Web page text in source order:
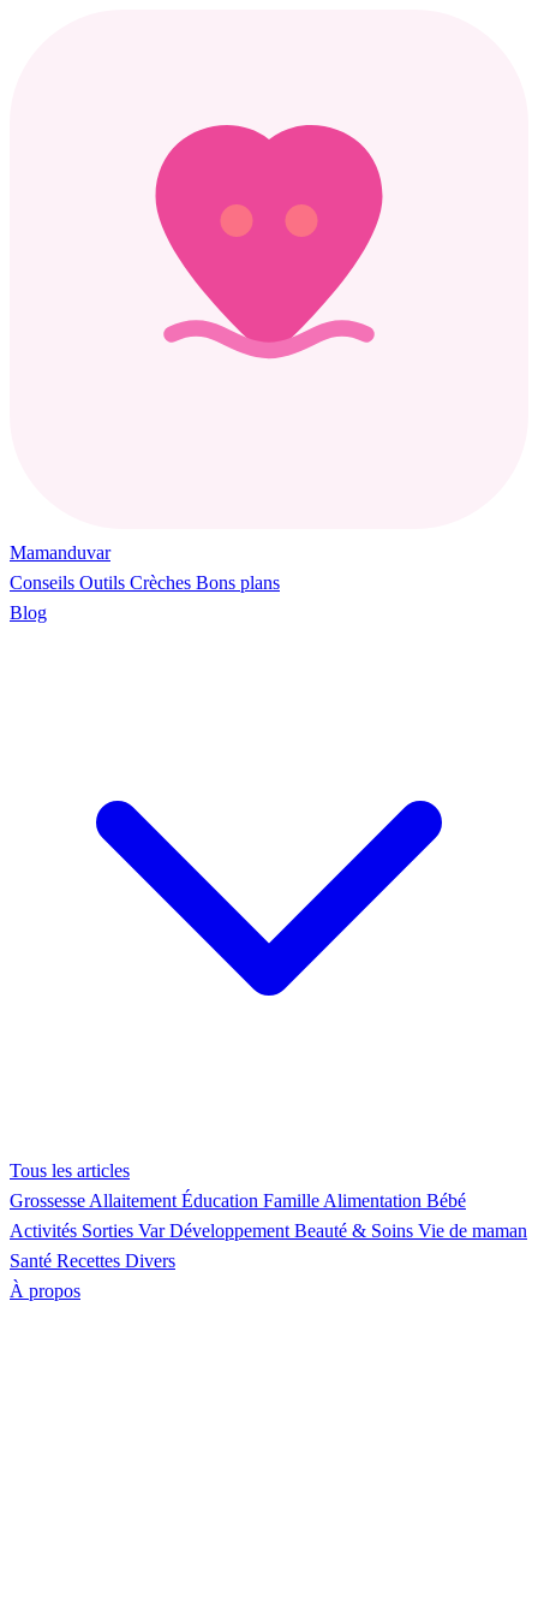
Mamanduvar
Conseils Outils Crèches Bons plans
Blog
Tous les articles
Grossesse Allaitement Éducation Famille Alimentation Bébé
Activités Sorties Var Développement Beauté & Soins Vie de maman
Santé Recettes Divers
À propos